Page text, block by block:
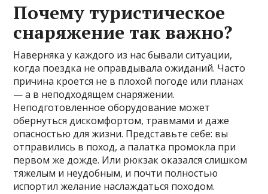
Почему туристическое
снаряжение так важно?
Наверняка у каждого из нас бывали ситуации,
когда поездка не оправдывала ожиданий. Часто
причина кроется не в плохой погоде или планах
— а в неподходящем снаряжении.
Неподготовленное оборудование может
обернуться дискомфортом, травмами и даже
опасностью для жизни. Представьте себе: вы
отправились в поход, а палатка промокла при
первом же дожде. Или рюкзак оказался слишком
тяжелым и неудобным, и почти полностью
испортил желание наслаждаться походом.